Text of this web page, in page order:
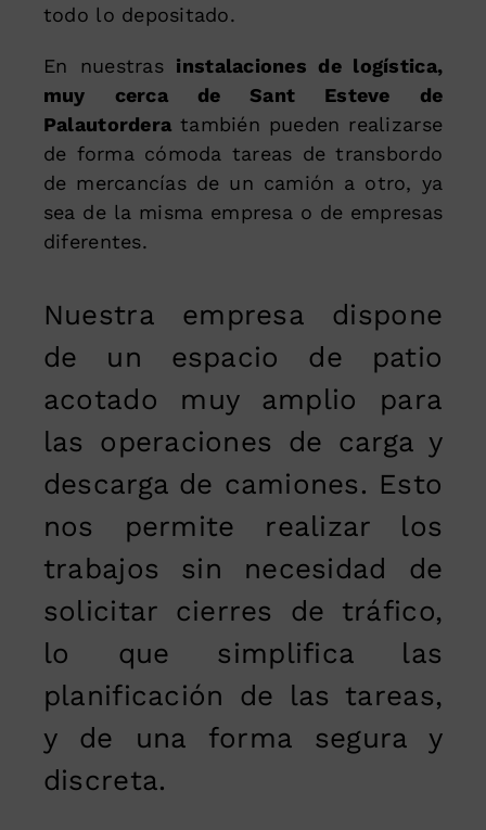
todo lo depositado.
En nuestras instalaciones de logística,
muy cerca de Sant Esteve de
Palautordera también pueden realizarse
de forma cómoda tareas de transbordo
de mercancías de un camión a otro, ya
sea de la misma empresa o de empresas
diferentes.
Nuestra empresa dispone
de un espacio de patio
acotado muy amplio para
las operaciones de carga y
descarga de camiones. Esto
nos permite realizar los
trabajos sin necesidad de
solicitar cierres de tráfico,
lo que simplifica las
planificación de las tareas,
y de una forma segura y
discreta.